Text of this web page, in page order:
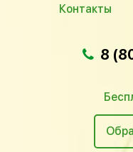
Контакты
8